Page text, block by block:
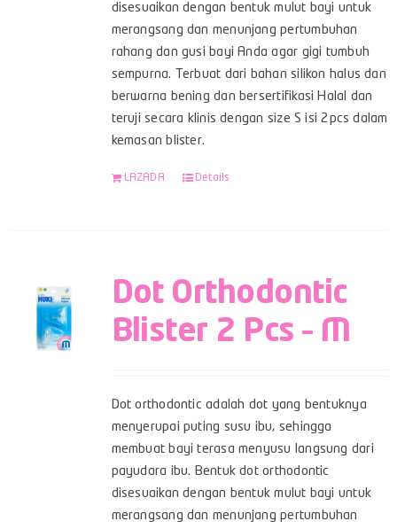
disesuaikan dengan bentuk mulut bayi untuk
merangsang dan menunjang pertumbuhan
rahang dan gusi bayi Anda agar gigi tumbuh
sempurna. Terbuat dari bahan silikon halus dan
berwarna bening dan bersertifikasi Halal dan
teruji secara klinis dengan size S isi 2pcs dalam
kemasan blister.
LAZADA Details
Dot Orthodontic
Blister 2 Pcs – M
Dot orthodontic adalah dot yang bentuknya
menyerupai puting susu ibu, sehingga
membuat bayi terasa menyusu langsung dari
payudara ibu. Bentuk dot orthodontic
disesuaikan dengan bentuk mulut bayi untuk
merangsang dan menunjang pertumbuhan